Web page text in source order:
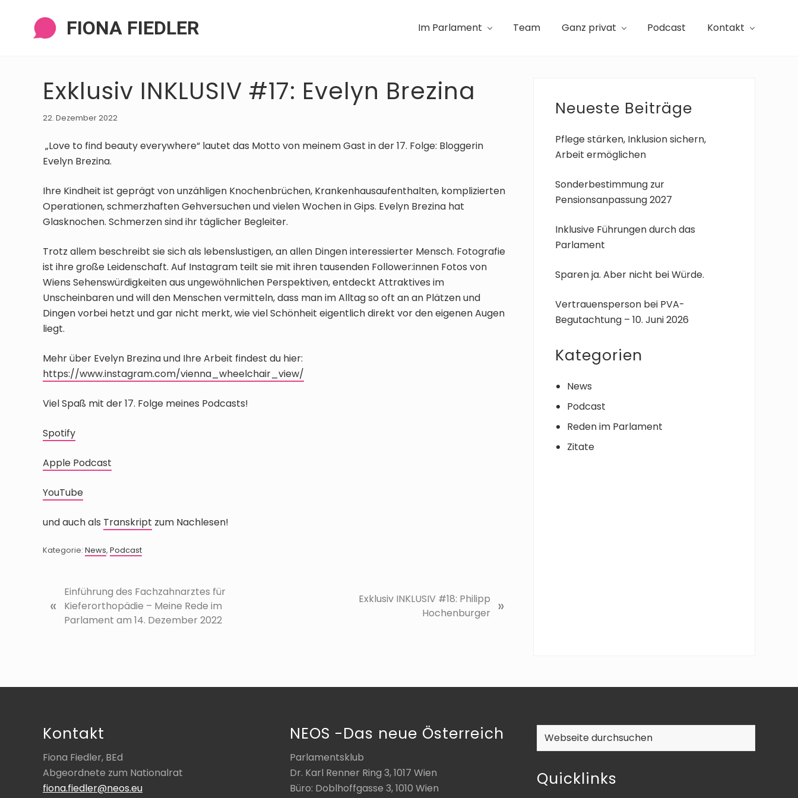
Navigation
springen
springen
Seitenspalte
springen
Fußzeile
springen
FIONA FIEDLER Im Parlament Team Ganz privat Podcast Kontakt
Exklusiv INKLUSIV #17: Evelyn Brezina
22. Dezember 2022
„Love to find beauty everywhere“ lautet das Motto von meinem Gast in der 17. Folge: Bloggerin
Evelyn Brezina.
Ihre Kindheit ist geprägt von unzähligen Knochenbrüchen, Krankenhausaufenthalten, komplizierten
Operationen, schmerzhaften Gehversuchen und vielen Wochen in Gips. Evelyn Brezina hat
Glasknochen. Schmerzen sind ihr täglicher Begleiter.
Trotz allem beschreibt sie sich als lebenslustigen, an allen Dingen interessierter Mensch. Fotografie
ist ihre große Leidenschaft. Auf Instagram teilt sie mit ihren tausenden Follower:innen Fotos von
Wiens Sehenswürdigkeiten aus ungewöhnlichen Perspektiven, entdeckt Attraktives im
Unscheinbaren und will den Menschen vermitteln, dass man im Alltag so oft an an Plätzen und
Dingen vorbei hetzt und gar nicht merkt, wie viel Schönheit eigentlich direkt vor den eigenen Augen
liegt.
Mehr über Evelyn Brezina und Ihre Arbeit findest du hier:
https://www.instagram.com/vienna_wheelchair_view/
Viel Spaß mit der 17. Folge meines Podcasts!
Spotify
Apple Podcast
YouTube
und auch als Transkript zum Nachlesen!
Kategorie: News, Podcast
o
g
B
i
t
r
«
Einführung des Fachzahnarztes für
Kieferorthopädie – Meine Rede im
Parlament am 14. Dezember 2022
r
i
r
a
g
Exklusiv INKLUSIV #18: Philipp
Hochenburger
»
Seitenspalte
Neueste Beiträge
Pflege stärken, Inklusion sichern,
Arbeit ermöglichen
Sonderbestimmung zur
Pensionsanpassung 2027
Inklusive Führungen durch das
Parlament
Sparen ja. Aber nicht bei Würde.
Vertrauensperson bei PVA-
Begutachtung – 10. Juni 2026
Kategorien
News
Podcast
Reden im Parlament
Zitate
Kontakt
Fiona Fiedler, BEd
Abgeordnete zum Nationalrat
fiona.fiedler@neos.eu
NEOS -Das neue Österreich
Parlamentsklub
Dr. Karl Renner Ring 3, 1017 Wien
Büro: Doblhoffgasse 3, 1010 Wien
Webseite
Quicklinks